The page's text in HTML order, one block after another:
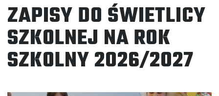
ZAPISY DO ŚWIETLICY
SZKOLNEJ NA ROK
SZKOLNY 2026/2027